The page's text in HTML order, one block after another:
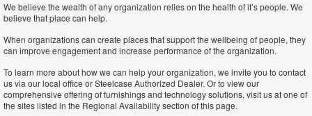
We believe the wealth of any organization relies on the health of it’s people. We
believe that place can help.
When organizations can create places that support the wellbeing of people, they
can improve engagement and increase performance of the organization.
To learn more about how we can help your organization, we invite you to contact
us via our local office or Steelcase Authorized Dealer. Or to view our
comprehensive offering of furnishings and technology solutions, visit us at one of
the sites listed in the Regional Availability section of this page.